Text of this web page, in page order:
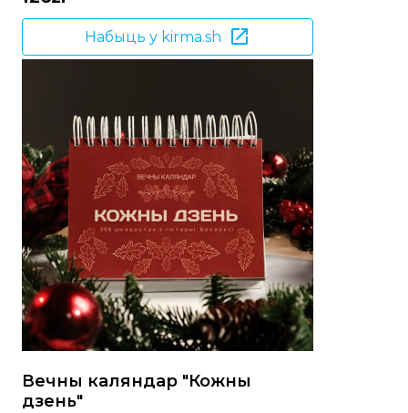
Набыць у kirma.sh
Вечны каляндар "Кожны
дзень"